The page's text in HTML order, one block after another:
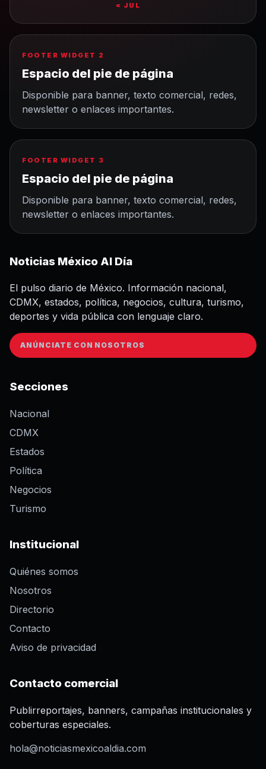
« JUL
FOOTER WIDGET 2
Espacio del pie de página
Disponible para banner, texto comercial, redes,
newsletter o enlaces importantes.
FOOTER WIDGET 3
Espacio del pie de página
Disponible para banner, texto comercial, redes,
newsletter o enlaces importantes.
Noticias México Al Día
El pulso diario de México. Información nacional,
CDMX, estados, política, negocios, cultura, turismo,
deportes y vida pública con lenguaje claro.
ANÚNCIATE CON NOSOTROS
Secciones
Nacional
CDMX
Estados
Política
Negocios
Turismo
Institucional
Quiénes somos
Nosotros
Directorio
Contacto
Aviso de privacidad
Contacto comercial
Publirreportajes, banners, campañas institucionales y
coberturas especiales.
hola@noticiasmexicoaldia.com